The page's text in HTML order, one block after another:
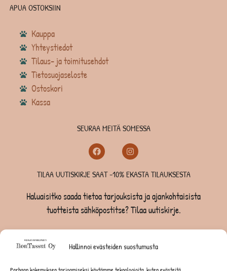
Hallinnoi evästeiden suostumusta
APUA OSTOKSIIN
Kauppa
Yhteystiedot
Tilaus- ja toimitusehdot
Tietosuojaseloste
Ostoskori
Kassa
SEURAA MEITÄ SOMESSA
TILAA UUTISKIRJE SAAT -10% EKASTA TILAUKSESTA
Haluaisitko saada tietoa tarjouksista ja ajankohtaisista
tuotteista sähköpostitse? Tilaa uutiskirje.
TILAA UUTISKIRJE -SAAT -10% EKASTA TILAUKSESTA